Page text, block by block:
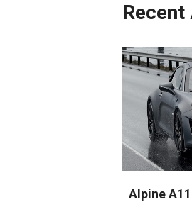
Recent
Alpine